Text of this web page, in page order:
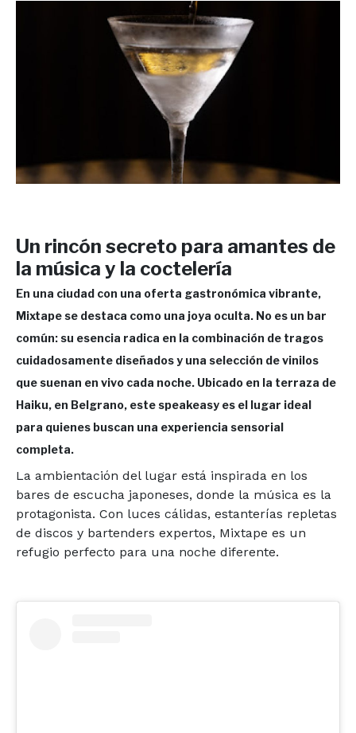
Un rincón secreto para amantes de
la música y la coctelería
En una ciudad con una oferta gastronómica vibrante,
Mixtape se destaca como una joya oculta. No es un bar
común: su esencia radica en la combinación de tragos
cuidadosamente diseñados y una selección de vinilos
que suenan en vivo cada noche. Ubicado en la terraza de
Haiku, en Belgrano, este speakeasy es el lugar ideal
para quienes buscan una experiencia sensorial
completa.
La ambientación del lugar está inspirada en los
bares de escucha japoneses, donde la música es la
protagonista. Con luces cálidas, estanterías repletas
de discos y bartenders expertos, Mixtape es un
refugio perfecto para una noche diferente.